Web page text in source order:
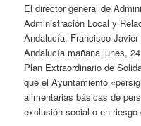
El director general de
Administración Local y
Andalucía, Francisco
Andalucía mañana lunes,
Plan Extraordinario de
que el Ayuntamiento
alimentarias básicas de
exclusión social o en riesgo